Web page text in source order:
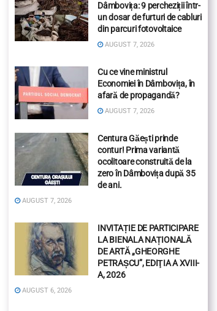
Dâmbovița: 9 percheziții într-
un dosar de furturi de cabluri
din parcuri fotovoltaice
AUGUST 7, 2026
Cu ce vine ministrul
Economiei în Dâmbovița, în
afară de propagandă?
AUGUST 7, 2026
Centura Găești prinde
contur! Prima variantă
ocolitoare construită de la
zero în Dâmbovița după 35
de ani.
AUGUST 7, 2026
INVITAȚIE DE PARTICIPARE
LA BIENALA NAȚIONALĂ
DE ARTĂ „GHEORGHE
PETRAȘCU”, EDIŢIA A XVIII-
A, 2026
AUGUST 6, 2026